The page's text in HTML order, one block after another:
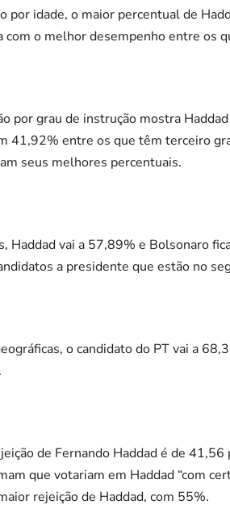
por idade, o maior percentual de
com o melhor desempenho entre os
por grau de instrução mostra
41,92% entre os que têm terceiro
seus melhores percentuais.
Haddad vai a 57,89% e Bolsonaro
a presidente que estão no
o candidato do PT vai a
de Fernando Haddad é de
que votariam em Haddad “com
rejeição de Haddad, com 55%.